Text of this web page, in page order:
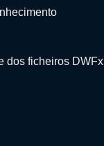
dos ficheiros DWFx